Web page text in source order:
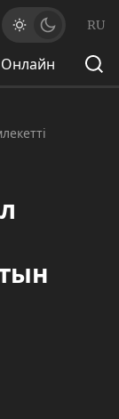
RU
Онлайн